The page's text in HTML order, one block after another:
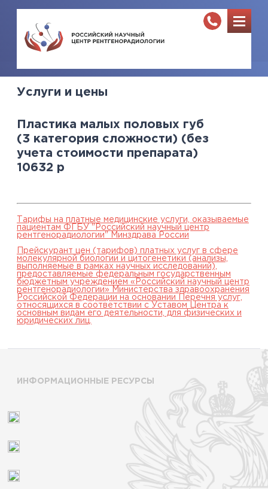
Услуги и цены
Пластика малых половых губ
(3 категория сложности) (без
учета стоимости препарата)
10632 р
Тарифы на платные медицинские услуги, оказываемые
пациентам ФГБУ "Российский научный центр
рентгенорадиологии" Минздрава России
Прейскурант цен (тарифов) платных услуг в сфере
молекулярной биологии и цитогенетики (анализы,
выполняемые в рамках научных исследований),
предоставляемые федеральным государственным
бюджетным учреждением «Российский научный центр
рентгенорадиологии» Министерства здравоохранения
Российской Федерации на основании Перечня услуг,
относящихся в соответствии с Уставом Центра к
основным видам его деятельности, для физических и
юридических лиц.
ИНФОРМАЦИОННЫЕ РЕСУРСЫ